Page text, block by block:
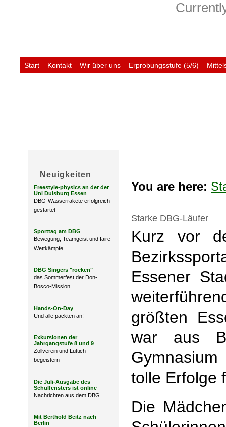
Start Kontakt Wir über uns Erprobungsstufe (5/6)
Neuigkeiten
Freestyle-physics an der der
Uni Duisburg Essen
DBG-Wasserrakete erfolgreich
gestartet
Sporttag am DBG
Bewegung, Teamgeist und faire
Wettkämpfe
DBG Singers "rocken"
das Sommerfest der Don-
Bosco-Mission
Hands-On-Day
Und alle packten an!
Exkursionen der
Jahrgangstufe 8 und 9
Zollverein und Lüttich
begeistern
Die Juli-Ausgabe des
Schulfensters ist online
Nachrichten aus dem DBG
Mit Berthold Beitz nach
Berlin
You are here:
Starke DBG-Läufer
Kurz vor
Essener
größten
war aus
tolle Erfolge
Die